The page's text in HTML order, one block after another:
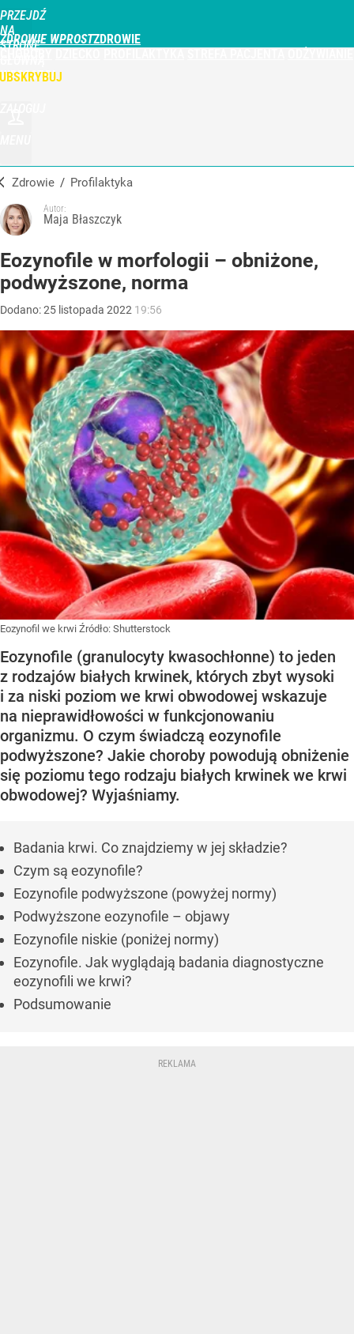
PRZEJDŹ
NA
STRONĘ
WPROST.PL
ZDROWIE WPROST
Zdrowie / Profilaktyka
Autor:
Maja Błaszczyk
Eozynofile w morfologii – obniżone,
podwyższone, norma
Dodano:25 listopada 2022 19:56
Eozynofil we krwi Źródło: Shutterstock
Eozynofile (granulocyty kwasochłonne) to jeden
z rodzajów białych krwinek, których zbyt wysoki
i za niski poziom we krwi obwodowej wskazuje
na nieprawidłowości w funkcjonowaniu
organizmu. O czym świadczą eozynofile
podwyższone? Jakie choroby powodują obniżenie
się poziomu tego rodzaju białych krwinek we krwi
obwodowej? Wyjaśniamy.
Badania krwi. Co znajdziemy w jej składzie?
Czym są eozynofile?
Eozynofile podwyższone (powyżej normy)
Podwyższone eozynofile – objawy
Eozynofile niskie (poniżej normy)
Eozynofile. Jak wyglądają badania diagnostyczne
eozynofili we krwi?
Podsumowanie